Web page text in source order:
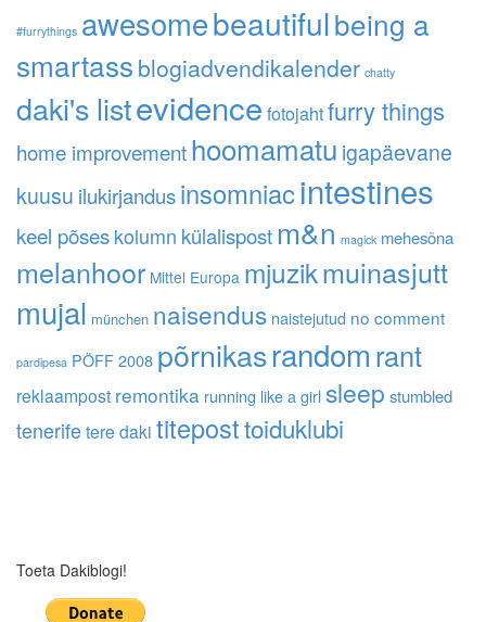
#furrythings awesomebeautifulbeing a
smartass blogiadvendikalender chatty
daki's listevidence fotojahtfurry things
home improvementhoomamatu igapäevane
kuusu ilukirjandusinsomniacintestines
keel põseskolumn külalispost m&n magick mehesõna
melanhoor Mittel Europa mjuzikmuinasjutt
mujal münchen naisendus naistejutud no comment
pardipesa PÖFF 2008 põrnikasrandomrant
reklaampost remontika running like a girlsleep stumbled
tenerifetere daki titeposttoiduklubi
Toeta Dakiblogi!